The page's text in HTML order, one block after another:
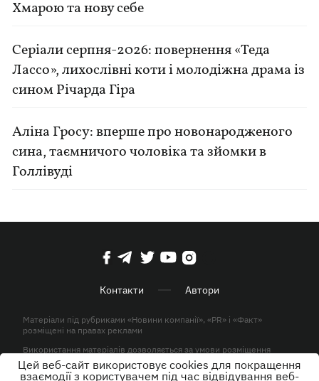
Хмарою та нову себе
Серіали серпня-2026: повернення «Теда
Лассо», лихослівні коти і молодіжна драма із
сином Річарда Гіра
Аліна Гросу: вперше про новонародженого
сина, таємничого чоловіка та зйомки в
Голлівуді
Контакти Автори
Матеріали під рубриками «Новини компанії», «PR» і «Факт»
розміщені на правах реклами
Використання матеріалів дозволяється за умови розміщення
активного гіперпосилання на KP.UA в першому абзаці.
Цей веб-сайт використовує cookies для покращення
взаємодії з користувачем під час відвідування веб-